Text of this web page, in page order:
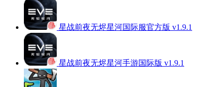
星战前夜无烬星河国际服官方版 v1.9.1
星战前夜无烬星河手游国际版 v1.9.1